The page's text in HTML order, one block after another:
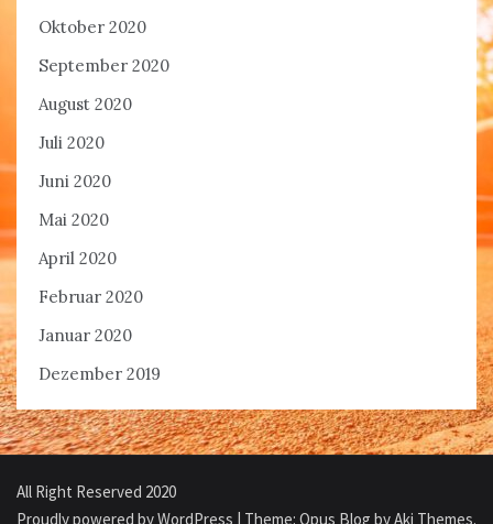
Oktober 2020
September 2020
August 2020
Juli 2020
Juni 2020
Mai 2020
April 2020
Februar 2020
Januar 2020
Dezember 2019
All Right Reserved 2020
Proudly powered by WordPress | Theme: Opus Blog byAki Themes.